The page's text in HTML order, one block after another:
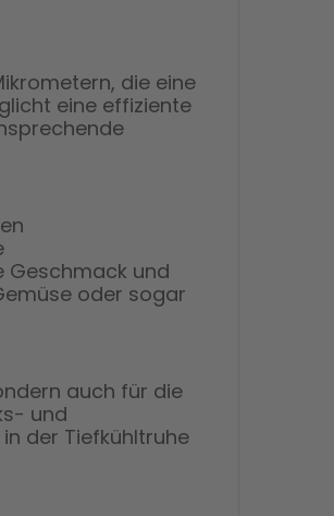
die eine
eine effiziente
Geschmack und
oder sogar
auch für die
und
der Tiefkühltruhe